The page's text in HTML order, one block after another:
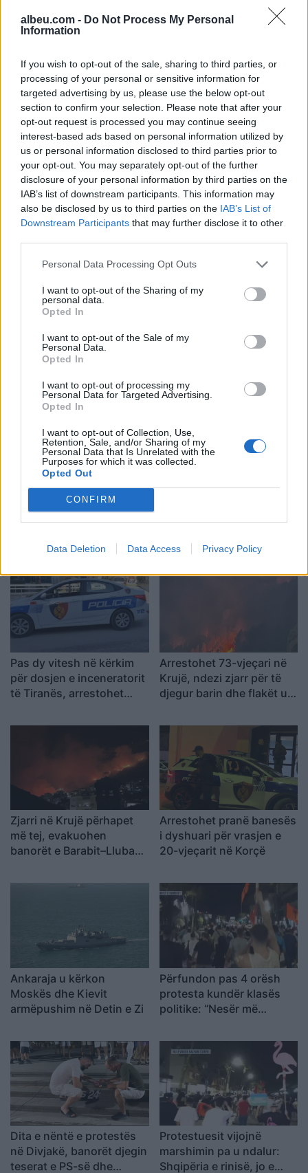
albeu.com - Do Not Process My Personal
Information
If you wish to opt-out of the sale, sharing to third parties, or
processing of your personal or sensitive information for
targeted advertising by us, please use the below opt-out
section to confirm your selection. Please note that after your
opt-out request is processed you may continue seeing
interest-based ads based on personal information utilized by
us or personal information disclosed to third parties prior to
your opt-out. You may separately opt-out of the further
disclosure of your personal information by third parties on the
IAB’s list of downstream participants. This information may
also be disclosed by us to third parties on the IAB’s List of
Downstream Participants that may further disclose it to other
Personal Data Processing Opt Outs
I want to opt-out of the Sharing of my
personal data.
Opted In
I want to opt-out of the Sale of my
Personal Data.
Opted In
I want to opt-out of processing my
Personal Data for Targeted Advertising.
Opted In
I want to opt-out of Collection, Use,
Retention, Sale, and/or Sharing of my
Personal Data that Is Unrelated with the
Purposes for which it was collected.
Opted Out
CONFIRM
Data Deletion Data Access Privacy Policy
Horoskopi për datën 25
korrik 2022: Çfarë kanë
parashikuar yjet për
secilën shenjë
Tags:
albeu horoskop , horoskopi
Horoskopi
11 korrik
,
, lajme , lajme albeu
lifestyle
, shenjat , shenjat e horoskopit
Pas dy vitesh në kërkim
për dosjen e inceneratorit
të Tiranës, arrestohet
Palasë
Arrestohet 73-vjeçari në
Krujë, ndezi zjarr për të
djegur barin dhe flakët u
Zjarri në Krujë përhapet
më tej, evakuohen
banorët e Barabit–Lluban,
armatimesh
Arrestohet pranë banesës
i dyshuari për vrasjen e
20-vjeçarit në Korçë
Ankaraja u kërkon
Moskës dhe Kievit
armëpushim në Detin e Zi
Përfundon pas 4 orësh
protesta kundër klasës
politike: “Nesër më
Dita e nëntë e protestës
në Divjakë, banorët djegin
teserat e PS-së dhe
Protestuesit vijojnë
marshimin pa u ndalur:
Shqipëria e rinisë, jo e